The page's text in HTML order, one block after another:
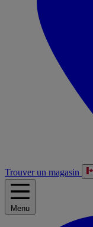
Trouver un magasin
Menu